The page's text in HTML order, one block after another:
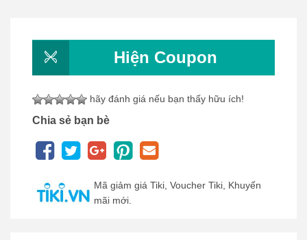
Hiện Coupon
hãy đánh giá nếu bạn thấy hữu ích!
Chia sẻ bạn bè
Mã giảm giá Tiki, Voucher Tiki, Khuyến
mãi mới.